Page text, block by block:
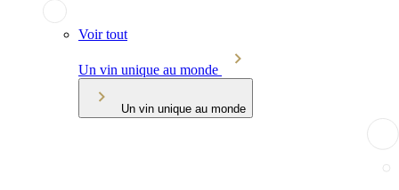
Voir tout
Un vin unique au monde
Un vin unique au monde